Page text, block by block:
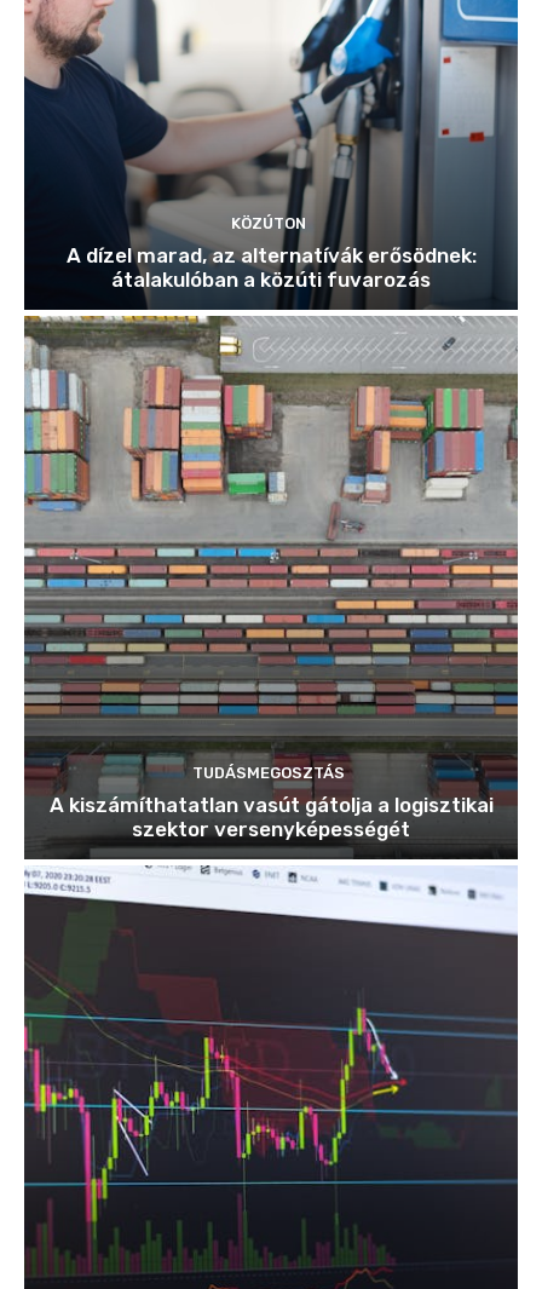
KÖZÚTON
A dízel marad, az alternatívák erősödnek:
átalakulóban a közúti fuvarozás
TUDÁSMEGOSZTÁS
A kiszámíthatatlan vasút gátolja a logisztikai
szektor versenyképességét